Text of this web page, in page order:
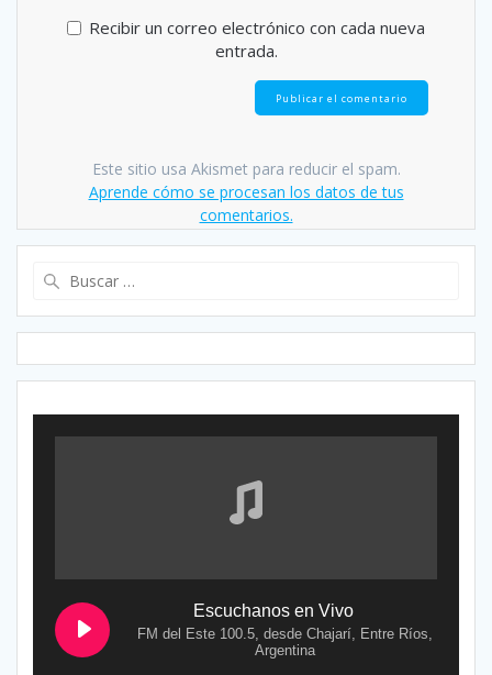
Recibir un correo electrónico con cada nueva
entrada.
Este sitio usa Akismet para reducir el spam.
Aprende cómo se procesan los datos de tus
comentarios.
Escuchanos en Vivo
FM del Este 100.5, desde Chajarí, Entre Ríos,
Argentina